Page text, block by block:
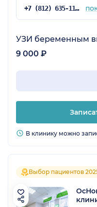
+7 (812) 635-11-78
УЗИ беременным
9 000 ₽
В клинику можно
Выбор пациентов